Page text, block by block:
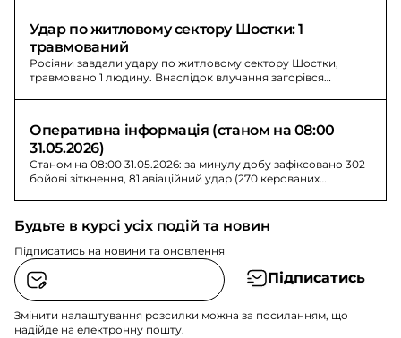
Удар по житловому сектору Шостки: 1
травмований
Росіяни завдали удару по житловому сектору Шостки,
травмовано 1 людину. Внаслідок влучання загорівся
Оперативна інформація (станом на 08:00
31.05.2026)
Станом на 08:00 31.05.2026: за минулу добу зафіксовано 302
бойові зіткнення, 81 авіаційний удар (270 керованих
Будьте в курсі усіх подій та новин
Підписатись на новини та оновлення
Підписатись
Змінити налаштування розсилки можна за посиланням, що
надійде на електронну пошту.